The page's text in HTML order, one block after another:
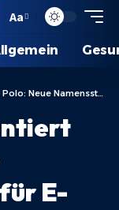
Aa
für E-Autos
E-